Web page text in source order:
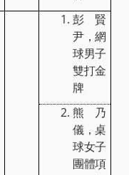
彭賢
尹，網
球男子
雙打金
牌
熊乃
儀，桌
球女子
團體項